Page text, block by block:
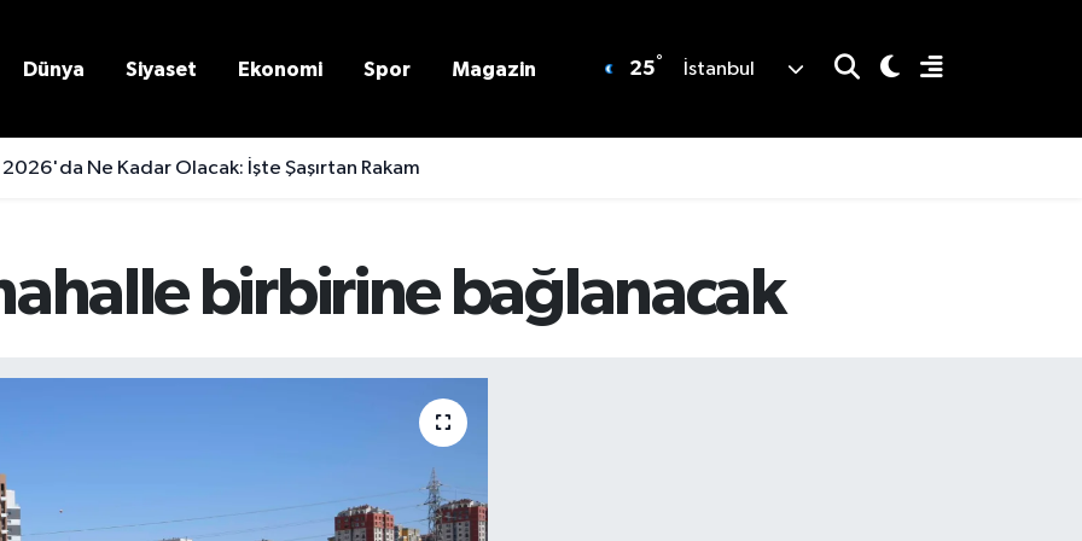
Dünya Siyaset Ekonomi Spor Magazin 25° İstanbul
Ne Kadar Olacak: İşte Şaşırtan Rakam
birbirine bağlanacak